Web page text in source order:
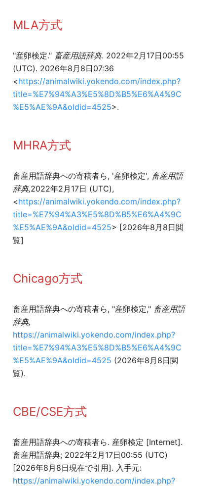
MLA方式
"産卵検定." 畜産用語辞典. 2022年2月17日00:55
(UTC). 2026年8月8日07:36
<https://animalwiki.yokendo.com/index.php?
title=%E7%94%A3%E5%8D%B5%E6%A4%9C
%E5%AE%9A&oldid=4525>.
MHRA方式
畜産用語辞典への寄稿者ら, '産卵検定', 畜産用語
辞典,2022年2月17日 (UTC),
<https://animalwiki.yokendo.com/index.php?
title=%E7%94%A3%E5%8D%B5%E6%A4%9C
%E5%AE%9A&oldid=4525> [2026年8月8日閲
覧]
Chicago方式
畜産用語辞典への寄稿者ら, "産卵検定," 畜産用語
辞典,
https://animalwiki.yokendo.com/index.php?
title=%E7%94%A3%E5%8D%B5%E6%A4%9C
%E5%AE%9A&oldid=4525 (2026年8月8日閲
覧).
CBE/CSE方式
畜産用語辞典への寄稿者ら. 産卵検定 [Internet].
畜産用語辞典; 2022年2月17日00:55 (UTC)
[2026年8月8日現在で引用]. 入手元:
https://animalwiki.yokendo.com/index.php?